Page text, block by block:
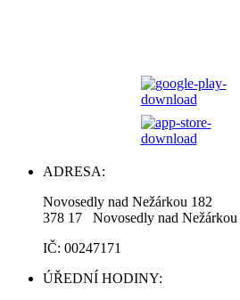
ADRESA:
Novosedly nad Nežárkou 182
378 17 Novosedly nad Nežárkou
IČ: 00247171
ÚŘEDNÍ HODINY: